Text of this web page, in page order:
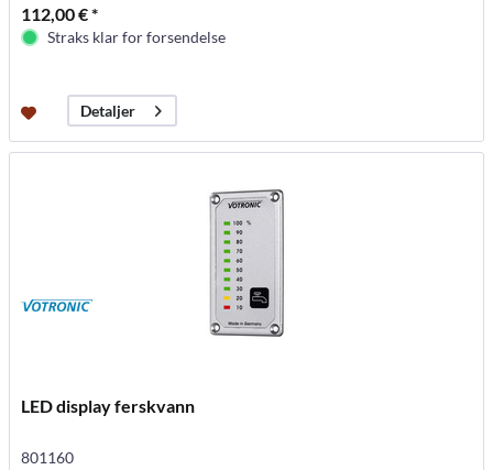
112,00 € *
Straks klar for forsendelse
Detaljer
LED display ferskvann
801160